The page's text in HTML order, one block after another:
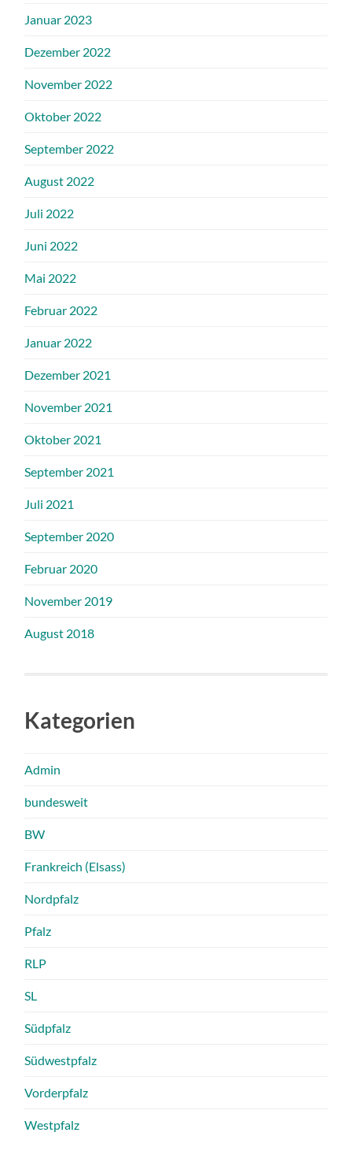
Januar 2023
Dezember 2022
November 2022
Oktober 2022
September 2022
August 2022
Juli 2022
Juni 2022
Mai 2022
Februar 2022
Januar 2022
Dezember 2021
November 2021
Oktober 2021
September 2021
Juli 2021
September 2020
Februar 2020
November 2019
August 2018
Kategorien
Admin
bundesweit
BW
Frankreich (Elsass)
Nordpfalz
Pfalz
RLP
SL
Südpfalz
Südwestpfalz
Vorderpfalz
Westpfalz